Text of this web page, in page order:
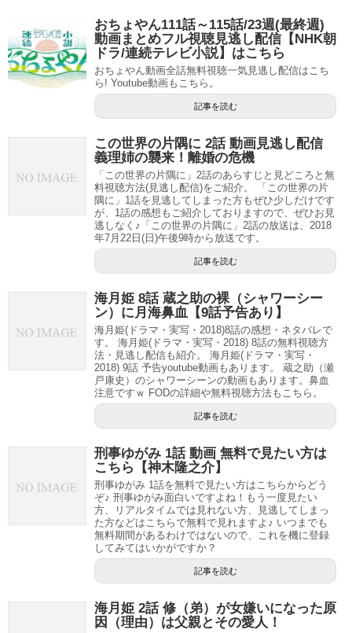
おちょやん111話～115話/23週(最終週)
動画まとめフル視聴見逃し配信【NHK朝
ドラ/連続テレビ小説】はこちら
おちょやん動画全話無料視聴一気見逃し配信はこち
ら! Youtube動画もこちら。
記事を読む
この世界の片隅に 2話 動画見逃し配信
義理姉の襲来！離婚の危機
「この世界の片隅に」2話のあらすじと見どころと無
料視聴方法(見逃し配信)をご紹介。 「この世界の片
隅に」1話を見逃してしまった方もぜひ少しだけです
が、1話の感想もご紹介しておりますので、ぜひお見
逃しなく♪「この世界の片隅に」2話の放送は、2018
年7月22日(日)午後9時から放送です。
記事を読む
海月姫 8話 蔵之助の裸（シャワーシー
ン）に月海鼻血【9話予告あり】
海月姫(ドラマ・実写・2018)8話の感想・ネタバレで
す。 海月姫(ドラマ・実写・2018) 8話の無料視聴方
法・見逃し配信も紹介。 海月姫(ドラマ・実写・
2018) 9話 予告youtube動画もあります。 蔵之助（瀬
戸康史）のシャワーシーンの動画もあります。鼻血
注意ですｗ FODの詳細や無料視聴方法もこちら。
記事を読む
刑事ゆがみ 1話 動画 無料で見たい方は
こちら【神木隆之介】
刑事ゆがみ 1話を無料で見たい方はこちらからどう
ぞ♪ 刑事ゆがみ面白いですよね！もう一度見たい
方、リアルタイムでは見れない方、見逃してしまっ
た方などはこちらで無料で見れますよ♪ いつまでも
無料期間があるわけではないので、これを機に登録
してみてはいかがですか？
記事を読む
海月姫 2話 修（弟）が女嫌いになった原
因（理由）は父親とその愛人！